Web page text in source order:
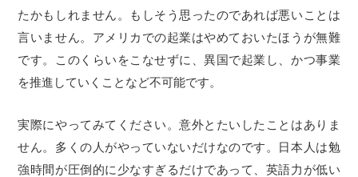
たかもしれません。もしそう思ったのであれば悪いことは
言いません。アメリカでの起業はやめておいたほうが無難
です。このくらいをこなせずに、異国で起業し、かつ事業
を推進していくことなど不可能です。
実際にやってみてください。意外とたいしたことはありま
せん。多くの人がやっていないだけなのです。日本人は勉
強時間が圧倒的に少なすぎるだけであって、英語力が低い